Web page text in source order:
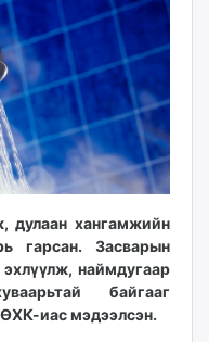
дулаан хангамжийн
гарсан. Засварын
наймдугаар
байгааг
иас мэдээлсэн.